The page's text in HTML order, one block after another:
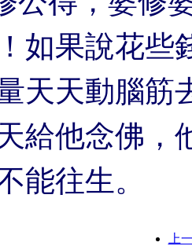
如果說花些
天天動腦筋
給他念佛，
能往生。
上